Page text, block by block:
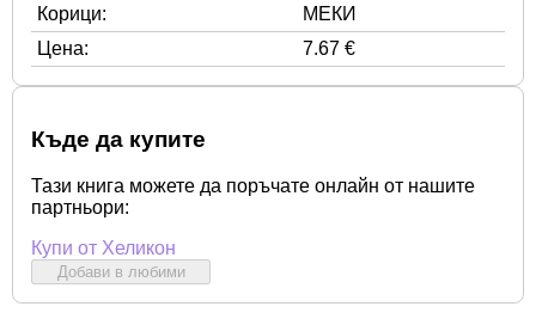
Корици:
МЕКИ
Цена:
7.67 €
Къде да купите
Тази книга можете да поръчате онлайн от нашите
партньори:
Купи от Хеликон
Добави в любими